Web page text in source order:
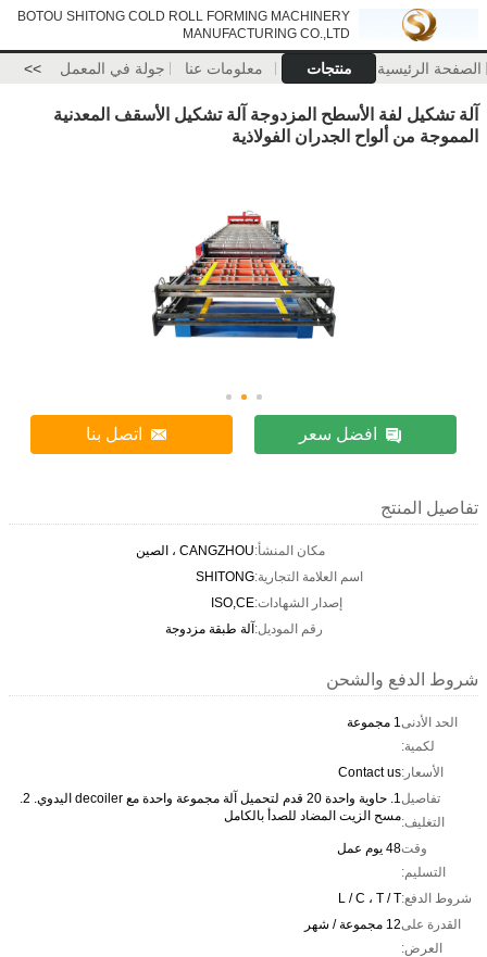
BOTOU SHITONG COLD ROLL FORMING MACHINERY
MANUFACTURING CO.,LTD
الصفحة الرئيسية منتجات معلومات عنا جولة في المعمل >>
آلة تشكيل لفة الأسطح المزدوجة آلة تشكيل الأسقف المعدنية
المموجة من ألواح الجدران الفولاذية
افضل سعر اتصل بنا
تفاصيل المنتج
مكان المنشأ:CANGZHOU ، الصين
اسم العلامة التجارية:SHITONG
إصدار الشهادات:ISO,CE
رقم الموديل:آلة طبقة مزدوجة
شروط الدفع والشحن
الحد الأدنى
لكمية:
1 مجموعة
الأسعار:Contact us
تفاصيل
التغليف:
1. حاوية واحدة 20 قدم لتحميل آلة مجموعة واحدة مع decoiler اليدوي. 2.
مسح الزيت المضاد للصدأ بالكامل
وقت
التسليم:
48 يوم عمل
شروط الدفع:L / C ، T / T
القدرة على
العرض:
12 مجموعة / شهر